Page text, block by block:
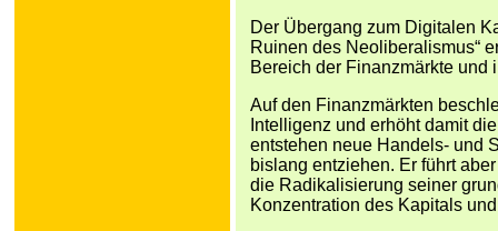
Der Übergang zum Digitalen
Ruinen des Neoliberalismus“
Bereich der Finanzmärkte und
Auf den Finanzmärkten
Intelligenz und erhöht damit
entstehen neue Handels- und
bislang entziehen. Er führt
die Radikalisierung seiner
Konzentration des Kapitals